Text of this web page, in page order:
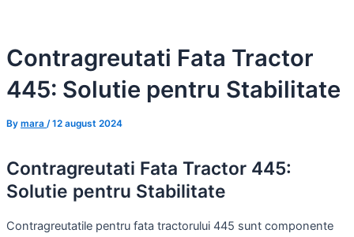
content
Contragreutati Fata Tractor
445: Solutie pentru Stabilitate
By mara /12 august 2024
Contragreutati Fata Tractor 445:
Solutie pentru Stabilitate
Contragreutatile pentru fata tractorului 445 sunt componente